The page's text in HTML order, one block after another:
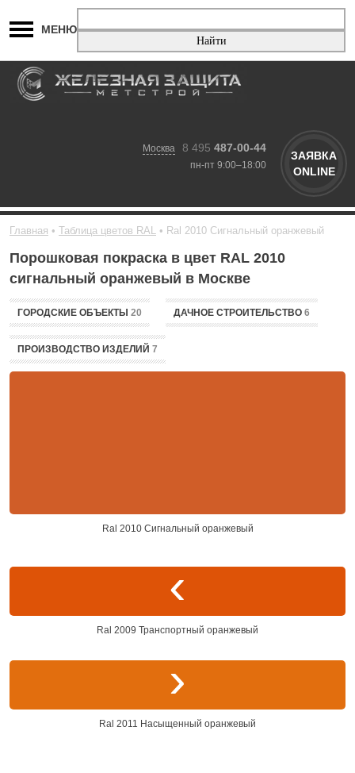
МЕНЮ
Москва 8 495 487-00-44
пн-пт 9:00–18:00
ЗАЯВКА
ONLINE
Главная Таблица цветов RAL Ral 2010 Сигнальный оранжевый
Порошковая покраска в цвет RAL 2010
сигнальный оранжевый в Москве
ГОРОДСКИЕ ОБЪЕКТЫ 20 ДАЧНОЕ СТРОИТЕЛЬСТВО 6
ПРОИЗВОДСТВО ИЗДЕЛИЙ 7
Ral 2009 Транспортный оранжевый
Ral 2010 Сигнальный оранжевый
Ral 2011 Насыщенный оранжевый